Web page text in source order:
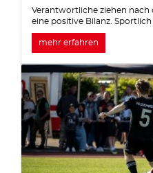
Verantwortliche ziehen
eine positive Bilanz. Sportlich
mehr erfahren